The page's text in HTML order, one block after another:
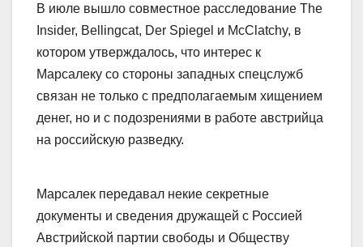
В июле вышло совместное расследование The
Insider, Bellingcat, Der Spiegel и McClatchy, в
котором утверждалось, что интерес к
Марсалеку со стороны западных спецслужб
связан не только с предполагаемым хищением
денег, но и с подозрениями в работе австрийца
на российскую разведку.
Марсалек передавал некие секретные
документы и сведения дружащей с Россией
Австрийской партии свободы и Обществу